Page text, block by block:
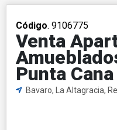
Código. 9106775
Venta
Punta Cana
Bavaro, La Altagracia,